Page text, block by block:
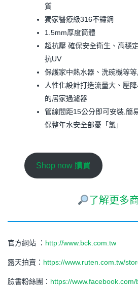
質
獨家醫療級316不鏽鋼
1.5mm厚度筒體
超抗壓 確保安全衛生、高穩
抗UV
保護家中熱水器、洗碗機等
人性化設計打造流量大、壓
的居家過濾器
管線間距15公分即可安裝,簡
保整年水安全部憂「氯」
Shop now 購買
了解更多
官方網站 ： http://www.bck.com.tw
露天拍賣： https://www.ruten.com.tw/
臉書粉絲團： https://